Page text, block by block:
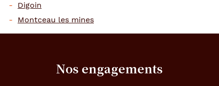
Digoin
Montceau les mines
Nos engagements